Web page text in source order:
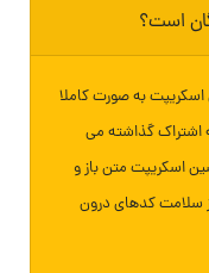
است؟
به صورت کاملا
اشتراک گذاشته می
اسکریپت متن باز و
سلامت کدهای درون